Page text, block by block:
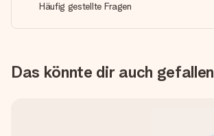
Häufig gestellte Fragen
Das könnte dir auch gefallen